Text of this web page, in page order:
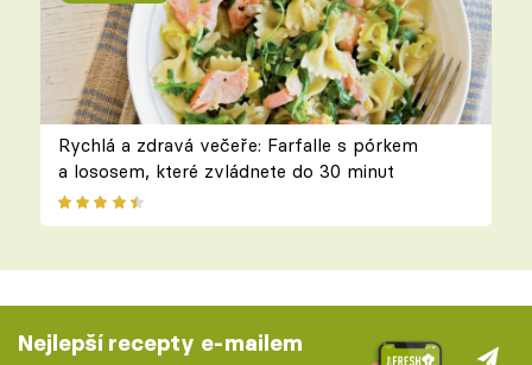
Rychlá a zdravá večeře: Farfalle s pórkem
a lososem, které zvládnete do 30 minut
Nejlepší recepty e-mailem